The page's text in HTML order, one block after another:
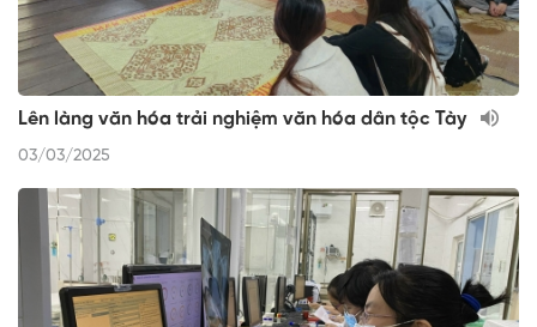
Lên làng văn hóa trải nghiệm văn hóa dân tộc Tày
03/03/2025